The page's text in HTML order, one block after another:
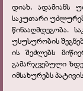
დიახ, ადამიანს
საკუთარი
წინააღმდეგობა.
უსუსურობის
ის შეძლებს
გამარჯვებული
იმსახურებს